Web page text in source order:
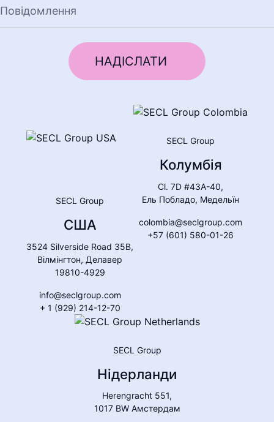
SECL Group
США
3524 Silverside Road 35B,
Вілмінгтон, Делавер
19810-4929
info@seclgroup.com
+ 1 (929) 214-12-70
SECL Group
Колумбія
Cl. 7D #43A-40,
Ель Побладо, Медельїн
colombia@seclgroup.com
+57 (601) 580-01-26
SECL Group
Нідерланди
Herengracht 551,
1017 BW Амстердам